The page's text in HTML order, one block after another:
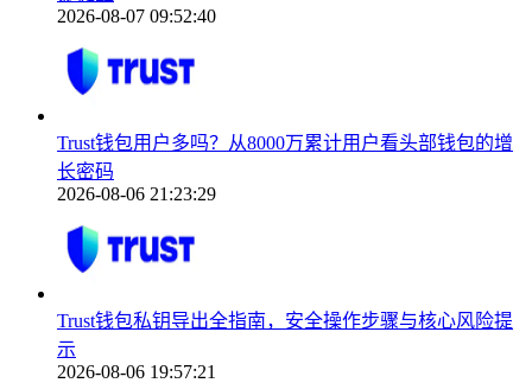
2026-08-07 09:52:40
Trust钱包用户多吗？从8000万累计用户看头部钱包的增
长密码
2026-08-06 21:23:29
Trust钱包私钥导出全指南，安全操作步骤与核心风险提
示
2026-08-06 19:57:21